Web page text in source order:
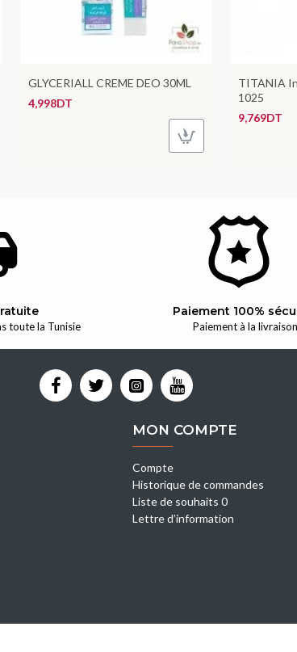
GLYCERIALL CREME DEO 30ML
4,998DT
TITANIA
1025
9,769DT
toute la Tunisie
Paiement 100%
Paiement à la livraison
MON COMPTE
Compte
Historique de commandes
Liste de souhaits 0
Lettre d’information